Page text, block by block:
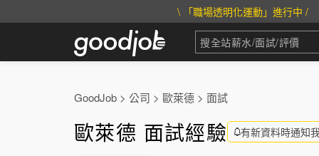
\ 「職場透明化運動」進行中 /
GoodJob > 公司 > 歐萊德 > 面試
歐萊德 面試經驗 有新資料時通知